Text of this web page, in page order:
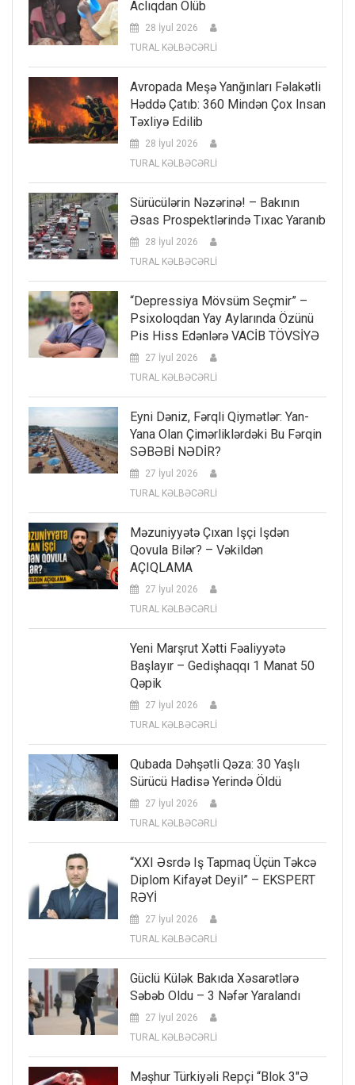
Aclıqdan Ölüb
28 İyul 2026
TURAL KƏLBƏCƏRLİ
Avropada Meşə Yanğınları Fəlakətli
Həddə Çatıb: 360 Mindən Çox Insan
Təxliyə Edilib
28 İyul 2026
TURAL KƏLBƏCƏRLİ
Sürücülərin Nəzərinə! – Bakının
Əsas Prospektlərində Tıxac Yaranıb
28 İyul 2026
TURAL KƏLBƏCƏRLİ
“Depressiya Mövsüm Seçmir” –
Psixoloqdan Yay Aylarında Özünü
Pis Hiss Edənlərə VACİB TÖVSİYƏ
27 İyul 2026
TURAL KƏLBƏCƏRLİ
Eyni Dəniz, Fərqli Qiymətlər: Yan-
Yana Olan Çimərliklərdəki Bu Fərqin
SƏBƏBİ NƏDİR?
27 İyul 2026
TURAL KƏLBƏCƏRLİ
Məzuniyyətə Çıxan Işçi Işdən
Qovula Bilər? – Vəkildən
AÇIQLAMA
27 İyul 2026
TURAL KƏLBƏCƏRLİ
Yeni Marşrut Xətti Fəaliyyətə
Başlayır – Gedişhaqqı 1 Manat 50
Qəpik
27 İyul 2026
TURAL KƏLBƏCƏRLİ
Qubada Dəhşətli Qəza: 30 Yaşlı
Sürücü Hadisə Yerində Öldü
27 İyul 2026
TURAL KƏLBƏCƏRLİ
“XXI Əsrdə Iş Tapmaq Üçün Təkcə
Diplom Kifayət Deyil” – EKSPERT
RƏYİ
27 İyul 2026
TURAL KƏLBƏCƏRLİ
Güclü Külək Bakıda Xəsarətlərə
Səbəb Oldu – 3 Nəfər Yaralandı
27 İyul 2026
TURAL KƏLBƏCƏRLİ
Məşhur Türkiyəli Repçi “Blok 3″ə